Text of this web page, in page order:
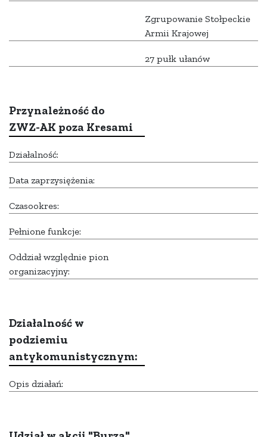
Zgrupowanie Stołpeckie
Armii Krajowej
27 pułk ułanów
Przynależność do
ZWZ-AK poza Kresami
Działalność:
Data zaprzysiężenia:
Czasookres:
Pełnione funkcje:
Oddział względnie pion
organizacyjny:
Działalność w
podziemiu
antykomunistycznym:
Opis działań: